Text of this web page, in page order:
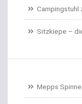
Baitcastrollen
Campingstuhl
Sitzkiepe –
Mepps